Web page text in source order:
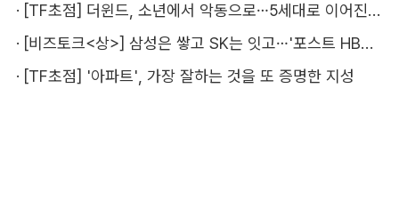
·
[TF초점] 더윈드, 소년에서 악동으로…5세대로 이어진 지코·박경
·
[비즈토크<상>] 삼성은 쌓고 SK는 잇고…'포스트 HBM' 주도권 누가 잡을까
· [TF초점] '아파트', 가장 잘하는 것을 또 증명한 지성